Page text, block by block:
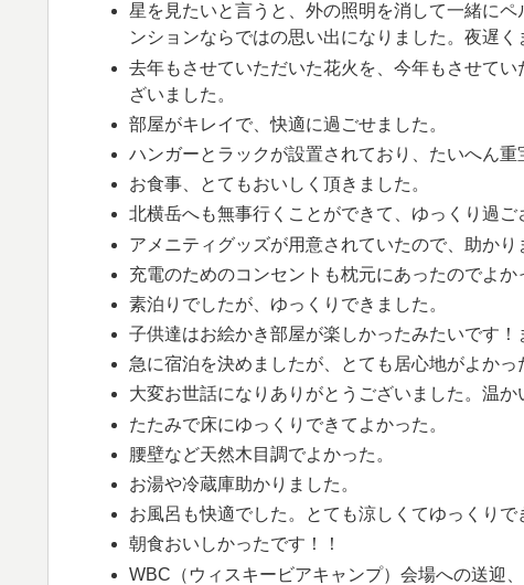
星を見たいと言うと、外の照明を消して一緒に
ンションならではの思い出になりました。夜遅く
去年もさせていただいた花火を、今年もさせて
ざいました。
部屋がキレイで、快適に過ごせました。
ハンガーとラックが設置されており、たいへん重
お食事、とてもおいしく頂きました。
北横岳へも無事行くことができて、ゆっくり過
アメニティグッズが用意されていたので、助かり
充電のためのコンセントも枕元にあったのでよか
素泊りでしたが、ゆっくりできました。
子供達はお絵かき部屋が楽しかったみたいです！
急に宿泊を決めましたが、とても居心地がよかっ
大変お世話になりありがとうございました。温か
たたみで床にゆっくりできてよかった。
腰壁など天然木目調でよかった。
お湯や冷蔵庫助かりました。
お風呂も快適でした。とても涼しくてゆっくりで
朝食おいしかったです！！
WBC（ウィスキービアキャンプ）会場への送迎